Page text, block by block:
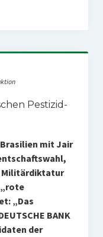
Pestizid-
Brasilien mit Jair
Militärdiktatur
„Das
BANK
der